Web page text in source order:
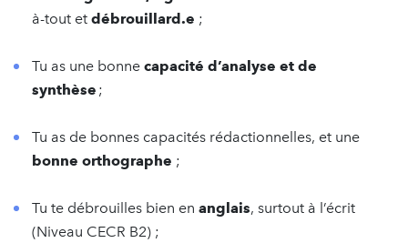
à-tout et débrouillard.e ;
Tu as une bonne capacité d’analyse et de
synthèse ;
Tu as de bonnes capacités rédactionnelles, et une
bonne orthographe ;
Tu te débrouilles bien en anglais, surtout à l’écrit
(Niveau CECR B2) ;